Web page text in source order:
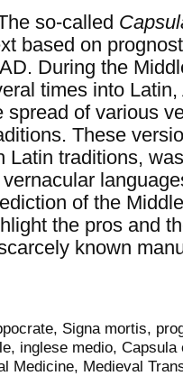
so-called
based on
During the
times into
spread of various
These
Latin traditions,
of the
the pros and
known
Signa mortis,
inglese medio,
Medicine, Medieval